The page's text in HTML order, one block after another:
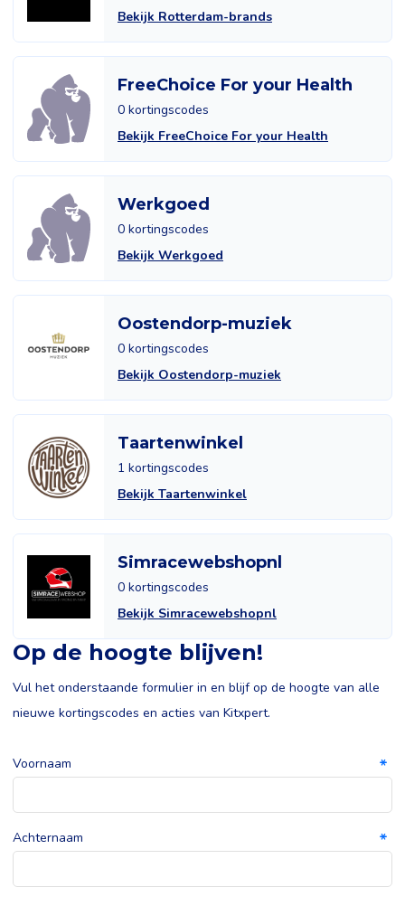
Bekijk Rotterdam-brands
FreeChoice For your Health
0 kortingscodes
Bekijk FreeChoice For your Health
Werkgoed
0 kortingscodes
Bekijk Werkgoed
Oostendorp-muziek
0 kortingscodes
Bekijk Oostendorp-muziek
Taartenwinkel
1 kortingscodes
Bekijk Taartenwinkel
Simracewebshopnl
0 kortingscodes
Bekijk Simracewebshopnl
Op de hoogte blijven!
Vul het onderstaande formulier in en blijf op de hoogte van alle
nieuwe kortingscodes en acties van Kitxpert.
Voornaam
Achternaam